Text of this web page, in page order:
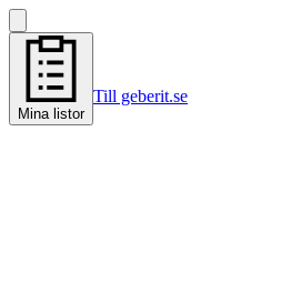
Mina listor
Till geberit.se